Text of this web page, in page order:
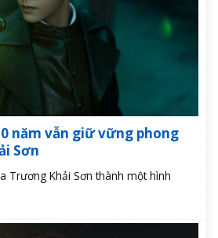
năm vẫn giữ vững phong
Sơn
Trương Khải Sơn thành một hình